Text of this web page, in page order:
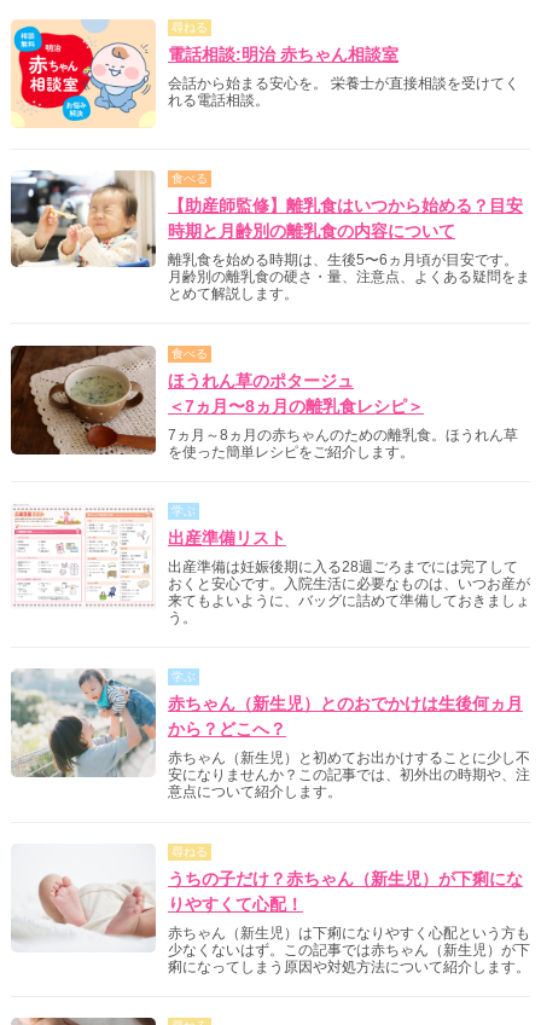
尋ねる
電話相談:明治 赤ちゃん相談室
会話から始まる安心を。 栄養士が直接相談を受けてく
れる電話相談。
食べる
【助産師監修】離乳食はいつから始める？目安
時期と月齢別の離乳食の内容について
離乳食を始める時期は、生後5〜6ヵ月頃が目安です。
月齢別の離乳食の硬さ・量、注意点、よくある疑問をま
とめて解説します。
食べる
ほうれん草のポタージュ
＜7ヵ月〜8ヵ月の離乳食レシピ＞
7ヵ月～8ヵ月の赤ちゃんのための離乳食。ほうれん草
を使った簡単レシピをご紹介します。
学ぶ
出産準備リスト
出産準備は妊娠後期に入る28週ごろまでには完了して
おくと安心です。入院生活に必要なものは、いつお産が
来てもよいように、バッグに詰めて準備しておきましょ
う。
学ぶ
赤ちゃん（新生児）とのおでかけは生後何ヵ月
から？どこへ？
赤ちゃん（新生児）と初めてお出かけすることに少し不
安になりませんか？この記事では、初外出の時期や、注
意点について紹介します。
尋ねる
うちの子だけ？赤ちゃん（新生児）が下痢にな
りやすくて心配！
赤ちゃん（新生児）は下痢になりやすく心配という方も
少なくないはず。この記事では赤ちゃん（新生児）が下
痢になってしまう原因や対処方法について紹介します。